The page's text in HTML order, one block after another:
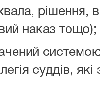
рішення,
наказ тощо);
суддів,